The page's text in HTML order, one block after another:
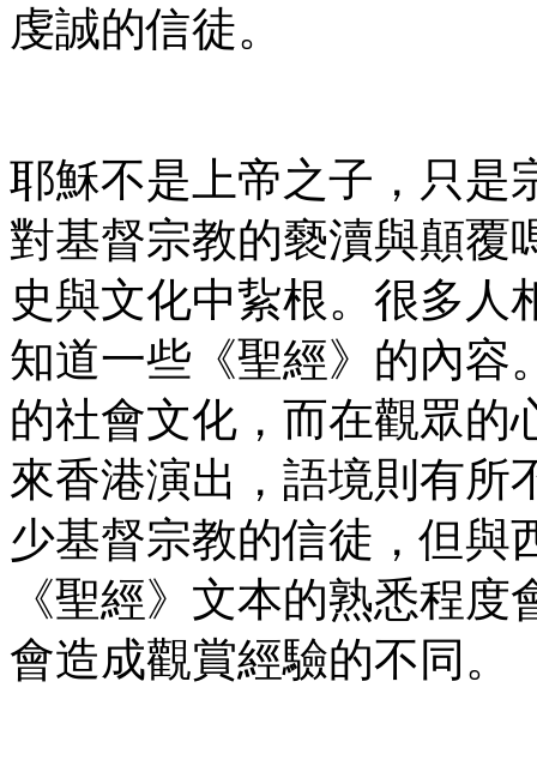
虔誠的信徒。
耶穌不是上帝之子，只是
對基督宗教的褻瀆與顛覆
史與文化中紥根。很多人
知道一些《聖經》的內容
的社會文化，而在觀眾的
來香港演出，語境則有所
少基督宗教的信徒，但與
《聖經》文本的熟悉程
會造成觀賞經驗的不同。